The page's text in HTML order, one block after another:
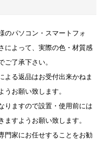
のパソコン・スマートフォ
によって、実際の色・材質感
ご了承下さい。
る返品はお受付出来かねま
うお願い致します。
りますので設置・使用前には
ますようお願い致します。
門家にお任せすることをお勧